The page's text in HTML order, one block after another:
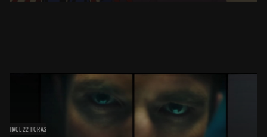
HACE 22 HORAS